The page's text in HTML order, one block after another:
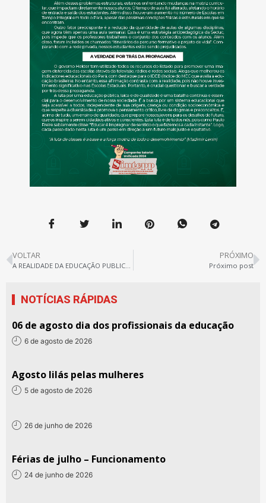
VOLTAR
A REALIDADE DA EDUCAÇÃO PUBLICA PARAENSE
PRÓXIMO
Próximo post
NOTÍCIAS RÁPIDAS
06 de agosto dia dos profissionais da educação
6 de agosto de 2026
Agosto lilás pelas mulheres
5 de agosto de 2026
26 de junho de 2026
Férias de julho – Funcionamento
24 de junho de 2026